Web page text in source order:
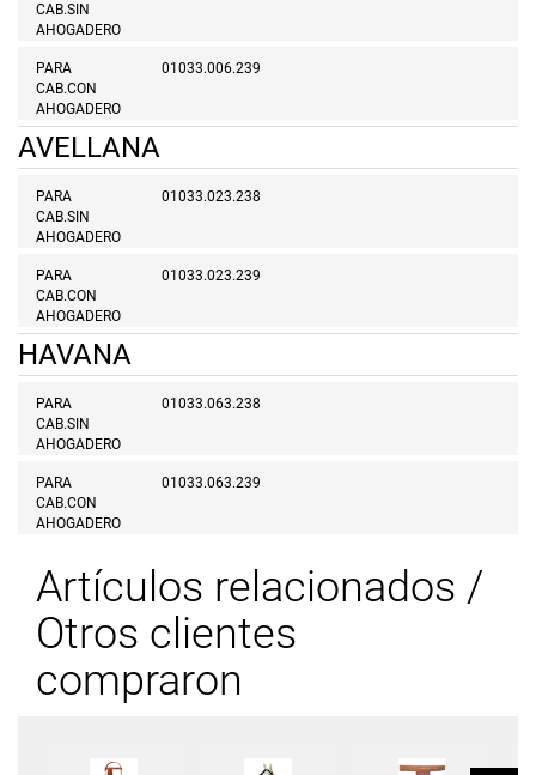
CAB.SIN
AHOGADERO
PARA
CAB.CON
AHOGADERO
01033.006.239
AVELLANA
PARA
CAB.SIN
AHOGADERO
01033.023.238
PARA
CAB.CON
AHOGADERO
01033.023.239
HAVANA
PARA
CAB.SIN
AHOGADERO
01033.063.238
PARA
CAB.CON
AHOGADERO
01033.063.239
Artículos relacionados /
Otros clientes
compraron